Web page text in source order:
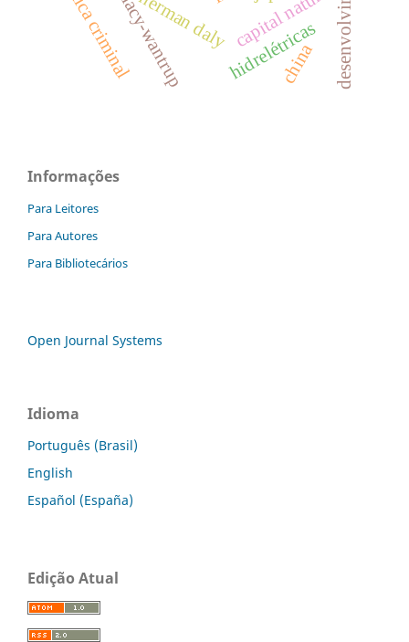
ciriacy-wantrup
herman dalycapital natural
hidrelétricas
china
Informações
Para Leitores
Para Autores
Para Bibliotecários
Open Journal Systems
Idioma
Português (Brasil)
English
Español (España)
Edição Atual